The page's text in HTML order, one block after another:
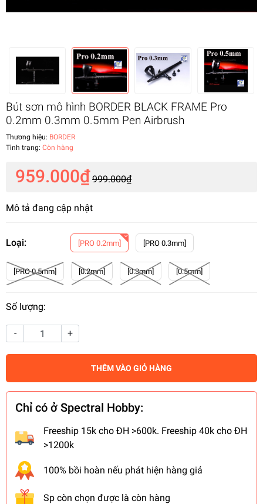
Bút sơn mô hình BORDER BLACK FRAME Pro
0.2mm 0.3mm 0.5mm Pen Airbrush
Thương hiệu: BORDER
Tình trạng: Còn hàng
959.000₫ 999.000₫
Mô tả đang cập nhật
Loại: [PRO 0.2mm] [PRO 0.3mm]
[PRO 0.5mm] [0.2mm] [0.3mm] [0.5mm]
Số lượng:
- +
THÊM VÀO GIỎ HÀNG
Chỉ có ở Spectral Hobby:
Freeship 15k cho ĐH >600k. Freeship 40k cho ĐH
>1200k
100% bồi hoàn nếu phát hiện hàng giả
Sp còn chọn được là còn hàng